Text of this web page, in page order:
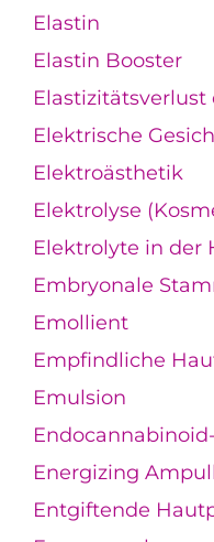
Elastin
Elastin Booster
Elastizitätsverlust
Elektrische
Elektroästhetik
Elektrolyse
Elektrolyte in der
Embryonale
Emollient
Empfindliche
Emulsion
Energizing
Entgiftende